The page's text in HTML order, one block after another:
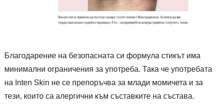
Благодарение на безопасната си формула стикът има
минимални ограничения за употреба. Така че употребата
на Inten Skin не се препоръчва за млади момичета и за
тези, които са алергични към съставките на състава.